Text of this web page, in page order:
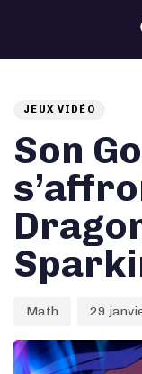
Skip
JEUX VIDÉO
Son
Math 29